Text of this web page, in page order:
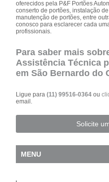
oferecidos pela P&F Portões
conserto de portões, instalação
manutenção de portões, entre
conosco para esclarecer cada
profissionais.
Para saber mais
Assistência Técnica
em São Bernardo do
Ligue para(11) 99516-0364ou
email.
Solicite
MENU